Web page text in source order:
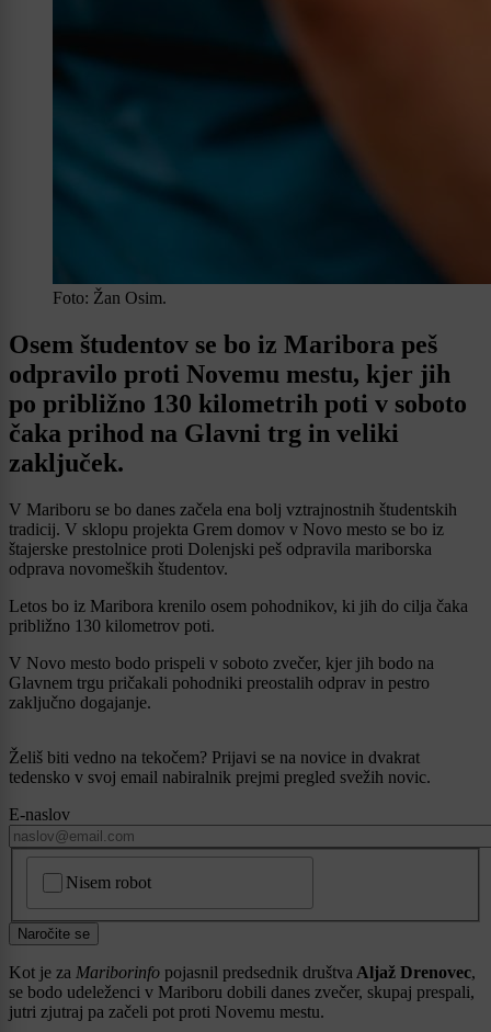
Foto: Žan Osim.
Osem študentov se bo iz Maribora peš
odpravilo proti Novemu mestu, kjer jih
po približno 130 kilometrih poti v soboto
čaka prihod na Glavni trg in veliki
zaključek.
V Mariboru se bo danes začela ena bolj vztrajnostnih študentskih
tradicij. V sklopu projekta Grem domov v Novo mesto se bo iz
štajerske prestolnice proti Dolenjski peš odpravila mariborska
odprava novomeških študentov.
Letos bo iz Maribora krenilo osem pohodnikov, ki jih do cilja čaka
približno 130 kilometrov poti.
V Novo mesto bodo prispeli v soboto zvečer, kjer jih bodo na
Glavnem trgu pričakali pohodniki preostalih odprav in pestro
zaključno dogajanje.
Želiš biti vedno na tekočem? Prijavi se na novice in dvakrat
tedensko v svoj email nabiralnik prejmi pregled svežih novic.
E-naslov
Nisem robot
Naročite se
Kot je za Mariborinfo pojasnil predsednik društva Aljaž Drenovec,
se bodo udeleženci v Mariboru dobili danes zvečer, skupaj prespali,
jutri zjutraj pa začeli pot proti Novemu mestu.